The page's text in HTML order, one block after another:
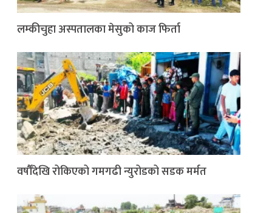
लम्कीचुहा अस्पतालका मेसुको काज फिर्ता
वर्षौँदेखि रोकिएको गमगढी न्युरोडको सडक मर्मत